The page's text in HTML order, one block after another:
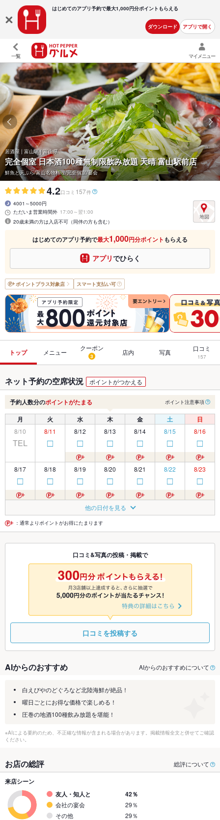
はじめてのアプリ予約で最大1,000円分ポイントもらえる
ダウンロード アプリで開く
一覧 マイメニュー
居酒屋 | 富山駅 | 富山県
完全個室 日本酒100種無制限飲み放題 天晴 富山駅前店
鮮魚と天ぷら/富山名物料理/完全個室/宴会
4.2口コミ 157件
4001～5000円
ただいま営業時間外 17:00～翌1:00
20歳未満の方は入店不可（同伴の方も含む）
はじめてのアプリ予約で最大1,000円分ポイント もらえる
アプリでひらく
ポイントプラス対象店 スマート支払い可
トップ メニュー
クーポン
3 店内 写真 口コミ
157
ネット予約の空席状況 ポイントがつかえる
予約人数分のポイントがたまる ポイント注意事項
月 火 水 木 金 土 日
8/10
TEL
8/11
□
8/12
□
8/13
□
8/14
□
8/15
□
8/16
□
8/17
□
8/18
□
8/19
□
8/20
□
8/21
□
8/22
□
8/23
□
◎ ◎
8/26
◎
8/27
◎
8/28
◎ ◎ ◎
8/31 9/1 9/2
◎
9/3
◎
9/4
◎
9/5 9/6
9/9
◎
9/10
◎
9/11
◎
9/12
他の日付を見る
：通常よりポイントがお得にたまります
口コミ&写真の投稿・掲載で
口コミを投稿する
AIからのおすすめ AIからのおすすめについて
白えびやのどぐろなど北陸海鮮が絶品！
曜日ごとにお得な価格で楽しめる！
圧巻の地酒100種飲み放題を堪能！
※AIによる要約のため、不正確な情報が含まれる場合があります。掲載情報全文と併せてご確認
ください。
お店の総評 総評について
来店シーン
友人・知人と
42％
会社の宴会
29％
その他
29％